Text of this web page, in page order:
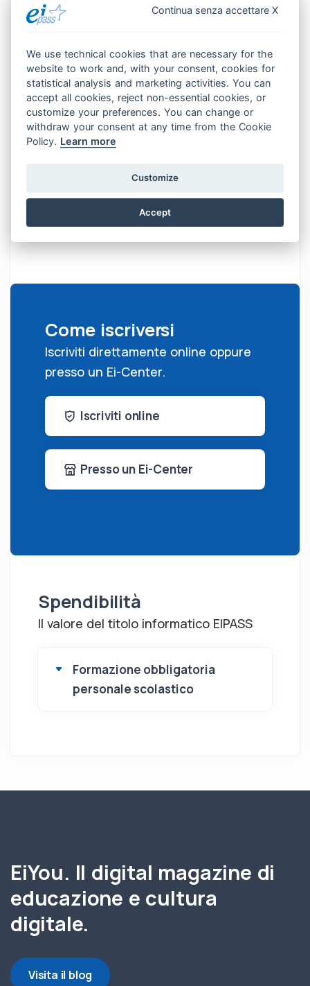
Approfondire la comunicazione digitale,
strumenti tradizionali come le email e il
loro uso più evoluto.
Proteggere i tuoi dispositivi e la tua
identità durante la navigazione online,
applicando regole per non cadere in
Integrare i nuovi sistemi di
comunicazione quali Social network e
strumenti di pianificazione.
Come iscriversi
Iscriviti direttamente online oppure
presso un Ei-Center.
Iscriviti online
Presso un Ei-Center
Spendibilità
Il valore del titolo informatico EIPASS
Formazione obbligatoria
personale scolastico
EiYou. Il digital magazine di
educazione e cultura
digitale.
Visita il blog
Continua senza accettare X
We use technical cookies that are necessary for the
website to work and, with your consent, cookies for
statistical analysis and marketing activities. You can
accept all cookies, reject non-essential cookies, or
customize your preferences. You can change or
withdraw your consent at any time from the Cookie
Policy. Learn more
Customize
Accept